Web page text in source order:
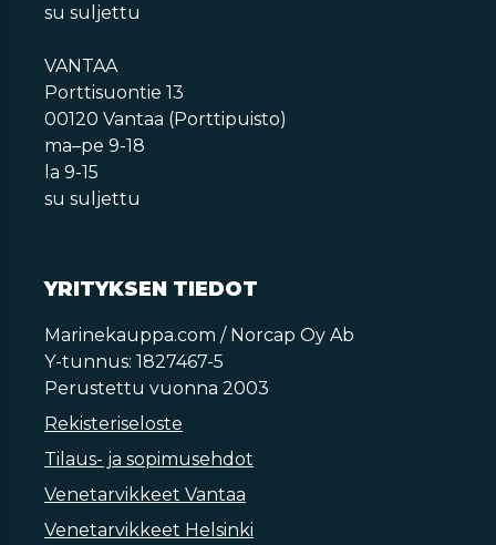
su suljettu
VANTAA
Porttisuontie 13
00120 Vantaa (Porttipuisto)
ma–pe 9-18
la 9-15
su suljettu
YRITYKSEN TIEDOT
Marinekauppa.com / Norcap Oy Ab
Y-tunnus: 1827467-5
Perustettu vuonna 2003
Rekisteriseloste
Tilaus- ja sopimusehdot
Venetarvikkeet Vantaa
Venetarvikkeet Helsinki